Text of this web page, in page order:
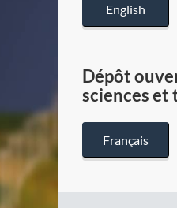
English
Dépôt
sciences et
Français